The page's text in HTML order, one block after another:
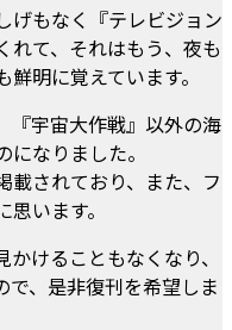
げもなく『テレビジョン
れて、それはもう、夜も
明に覚えています。
『宇宙大作戦』以外の海
なりました。
載されており、また、フ
います。
けることもなくなり、
で、是非復刊を希望しま